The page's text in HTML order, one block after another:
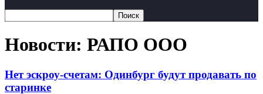
Новости: РАПО ООО
Нет эскроу-счетам: Одинбург будут продавать по
старинке